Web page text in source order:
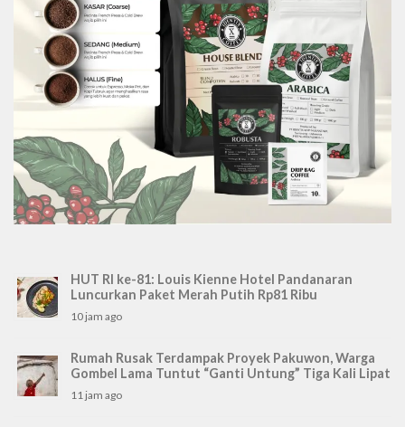
HUT RI ke-81: Louis Kienne Hotel Pandanaran
Luncurkan Paket Merah Putih Rp81 Ribu
10 jam ago
Rumah Rusak Terdampak Proyek Pakuwon, Warga
Gombel Lama Tuntut “Ganti Untung” Tiga Kali Lipat
11 jam ago